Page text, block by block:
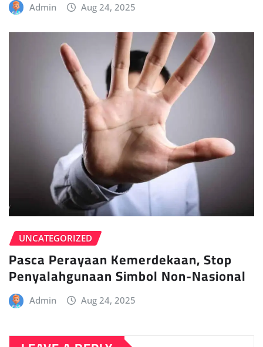
Admin Aug 24, 2025
UNCATEGORIZED
Pasca Perayaan Kemerdekaan, Stop
Penyalahgunaan Simbol Non-Nasional
Admin Aug 24, 2025